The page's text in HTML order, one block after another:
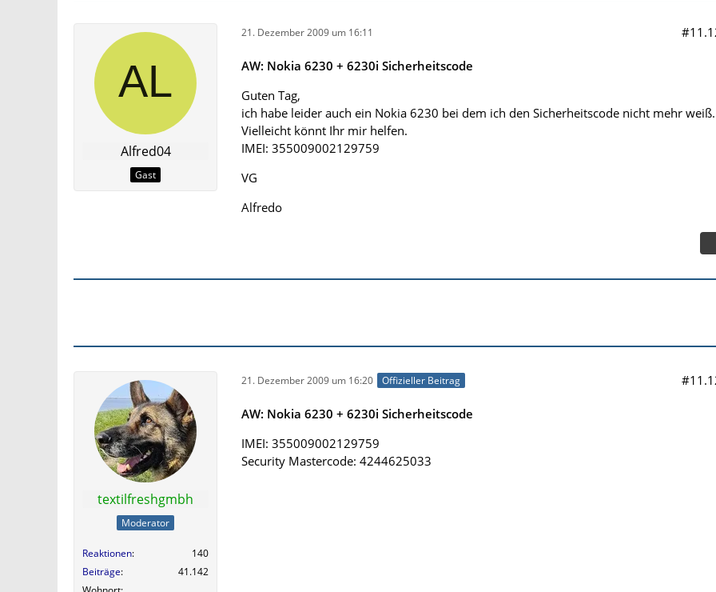
Alfred04
Gast
21. Dezember 2009 um 16:11
AW: Nokia 6230 + 6230i Sicherheitscode
Guten Tag,
ich habe leider auch ein Nokia 6230 bei dem ich den Sicherheitscode nicht mehr weiß.
Vielleicht könnt Ihr mir helfen.
IMEI: 355009002129759
VG
Alfredo
textilfreshgmbh
Moderator
Reaktionen
140
Beiträge
41.142
21. Dezember 2009 um 16:20 Offizieller Beitrag
AW: Nokia 6230 + 6230i Sicherheitscode
IMEI: 355009002129759
Security Mastercode: 4244625033